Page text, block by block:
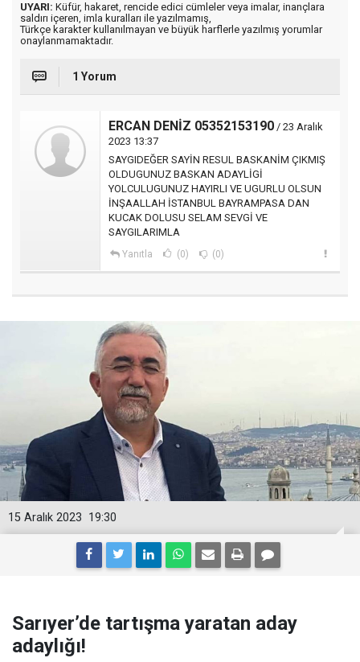
UYARI: Küfür, hakaret, rencide edici cümleler veya imalar, inançlara
saldırı içeren, imla kuralları ile yazılmamış,
Türkçe karakter kullanılmayan ve büyük harflerle yazılmış yorumlar
onaylanmamaktadır.
1 Yorum
ERCAN DENİZ 05352153190 / 23 Aralık
2023 13:37
SAYGIDEĞER SAYİN RESUL BASKANİM ÇIKMIŞ
OLDUGUNUZ BASKAN ADAYLİGİ
YOLCULUGUNUZ HAYIRLI VE UGURLU OLSUN
İNŞAALLAH İSTANBUL BAYRAMPASA DAN
KUCAK DOLUSU SELAM SEVGİ VE
SAYGILARIMLA
Yanıtla (0) (0)
19:30
15 Aralık 2023
Sarıyer’de tartışma yaratan aday
adaylığı!